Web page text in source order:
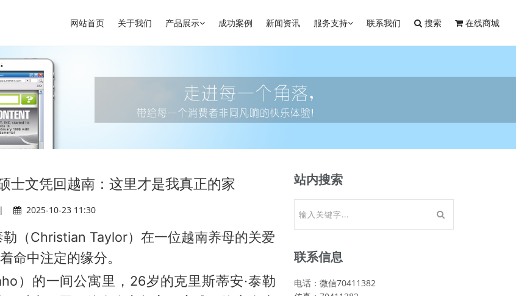
网站首页 关于我们 产品展示 成功案例 新闻资讯 服务支持 联系我们 搜索 在线商城
士文凭回越南：这里才是我真正的家
2025-10-23 11:30
（Christian Taylor）在一位越南养母的关爱
命中注定的缘分。
）的一间公寓里，26岁的克里斯蒂安·泰勒
站内搜索
联系信息
电话：微信70411382